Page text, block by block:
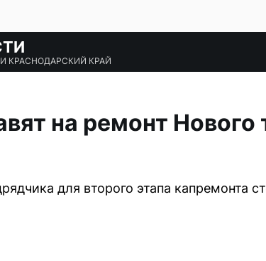
КРАСНОДАРСКИЙ КРАЙ
на ремонт Нового
для второго этапа капремонта